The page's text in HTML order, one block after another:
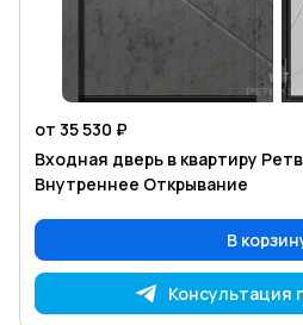
от 35 530 ₽
Входная дверь в квартиру
Внутреннее Открывание
В
Консультация